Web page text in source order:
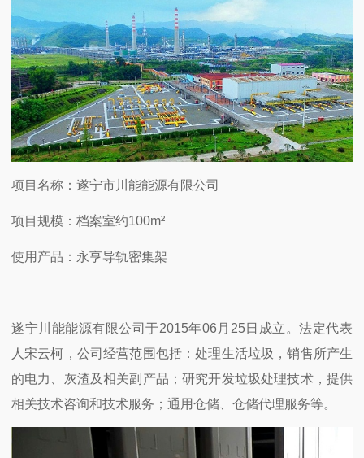
项目名称：遂宁市川能能源有限公司
项目规模：档案室约100m²
使用产品：永亨导轨密集架
遂宁川能能源有限公司于2015年06月25日成立。法定代表
人宋云柯，公司经营范围包括：处理生活垃圾，销售所产生
的电力、灰渣及相关副产品；研究开发垃圾处理技术，提供
相关技术咨询和技术服务；通用仓储、仓储代理服务等。